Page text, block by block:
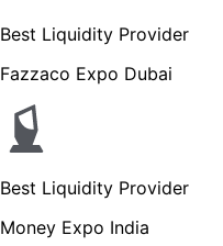
Best Liquidity Provider
Fazzaco Expo Dubai
Best Liquidity Provider
Money Expo India